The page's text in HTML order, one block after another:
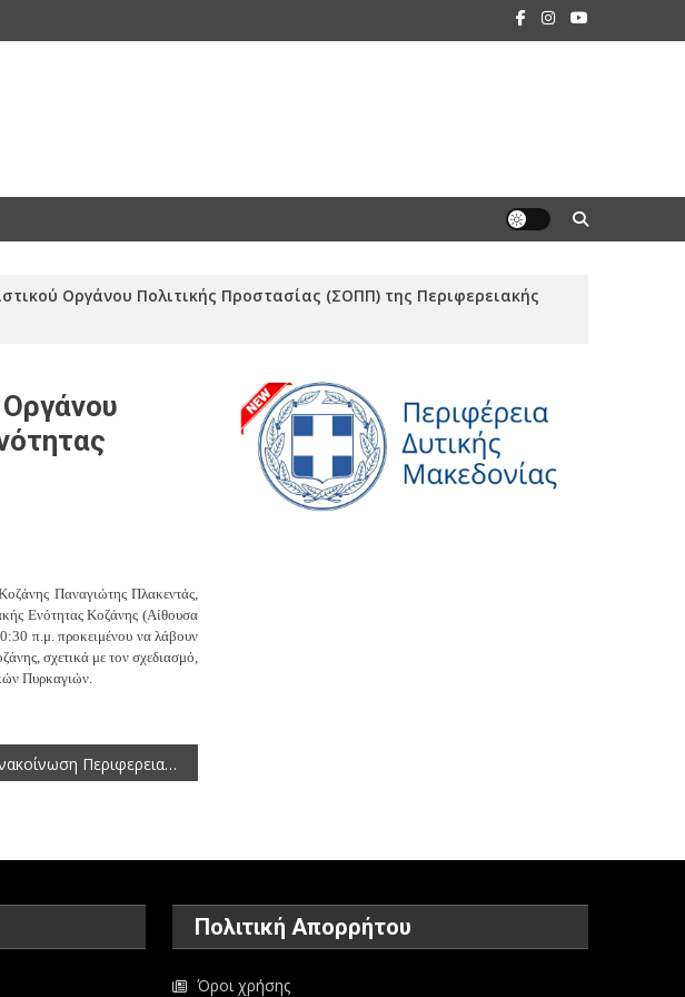
Οργάνου Πολιτικής Προστασίας (ΣΟΠΠ) της Περιφερειακής
Παναγιώτης Πλακεντάς,
Ενότητας Κοζάνης (Αίθουσα
π.μ. προκειμένου να λάβουν
σχετικά με τον σχεδιασμό,
Πυρκαγιών.
Ανακοίνωση Περιφερειακού Συμβουλίου για τη μελέτη του έργου: Σταθμός Εκκίνησης & Άφιξης Υπεραστικών Λεωφορείων – Καταστήματα – Αποθήκη – Πρατήριο ιδιωτικής χρήσης
Πολιτική Απορρήτου
Όροι χρήσης